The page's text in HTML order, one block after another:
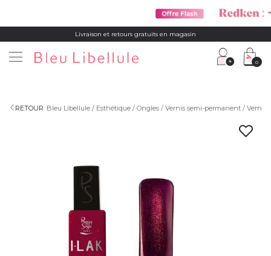
Livraison et retours gratuits en magasin
0
RETOUR Bleu Libellule Esthétique Ongles Vernis semi-permanent Vernis